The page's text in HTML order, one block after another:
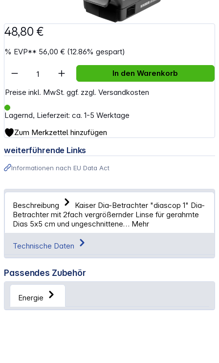
48,80 €
% EVP** 56,00 € (12.86% gespart)
Preise inkl. MwSt. ggf. zzgl. Versandkosten
Lagernd, Lieferzeit: ca. 1-5 Werktage
Artikel Anzahl: Gib den gewünschten
In den Warenkorb
Zum Merkzettel hinzufügen
weiterführende Links
Informationen nach EU Data Act
Beschreibung
Kaiser Dia-Betrachter "diascop 1" Dia-
Betrachter mit 2fach vergrößernder Linse für gerahmte
Dias 5x5 cm und ungeschnittene… Mehr
Technische Daten
Passendes Zubehör
Energie